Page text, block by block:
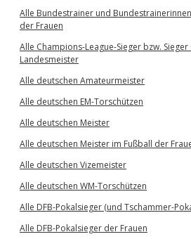
Alle Bundestrainer und
der Frauen
Alle Champions-League-Sieger bzw.
Landesmeister
Alle deutschen Amateurmeister
Alle deutschen EM-Torschützen
Alle deutschen Meister
Alle deutschen Meister im Fußball der
Alle deutschen Vizemeister
Alle deutschen WM-Torschützen
Alle DFB-Pokalsieger (und Tschammer-
Alle DFB-Pokalsieger der Frauen